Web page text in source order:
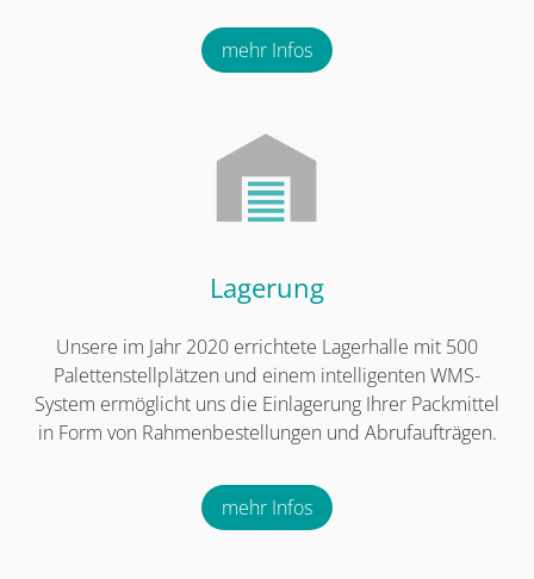
mehr Infos
Lagerung
Unsere im Jahr 2020 errichtete Lagerhalle mit 500
Palettenstellplätzen und einem intelligenten WMS-
System ermöglicht uns die Einlagerung Ihrer Packmittel
in Form von Rahmenbestellungen und Abrufaufträgen.
mehr Infos